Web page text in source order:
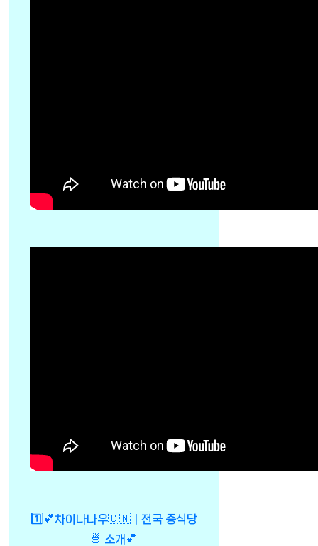
1️⃣💕차이나나우🇨🇳ㅣ전국 중식당
🍜 소개💕